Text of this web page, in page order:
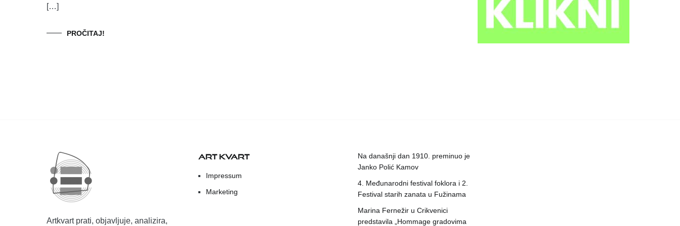
[…]
PROČITAJ!
Artkvart prati, objavljuje, analizira,
ART KVART
Impressum
Marketing
Na današnji dan 1910. preminuo je
Janko Polić Kamov
4. Međunarodni festival foklora i 2.
Festival starih zanata u Fužinama
Marina Fernežir u Crikvenici
predstavila „Hommage gradovima